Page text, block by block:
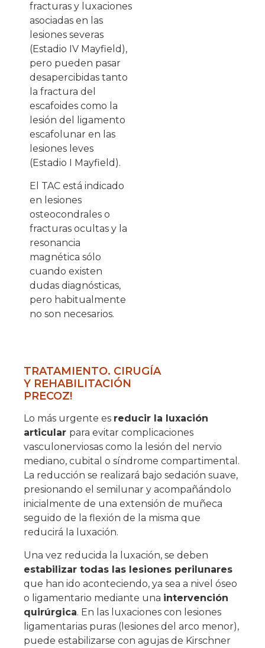
fracturas y luxaciones
asociadas en las
lesiones severas
(Estadio IV Mayfield),
pero pueden pasar
desapercibidas tanto
la fractura del
escafoides como la
lesión del ligamento
escafolunar en las
lesiones leves
(Estadio I Mayfield).
El TAC está indicado
en lesiones
osteocondrales o
fracturas ocultas y la
resonancia
magnética sólo
cuando existen
dudas diagnósticas,
pero habitualmente
no son necesarios.
TRATAMIENTO. CIRUGÍA
Y REHABILITACIÓN
PRECOZ!
Lo más urgente es reducir la luxación
articular para evitar complicaciones
vasculonerviosas como la lesión del nervio
mediano, cubital o síndrome compartimental.
La reducción se realizará bajo sedación suave,
presionando el semilunar y acompañándolo
inicialmente de una extensión de muñeca
seguido de la flexión de la misma que
reducirá la luxación.
Una vez reducida la luxación, se deben
estabilizar todas las lesiones perilunares
que han ido aconteciendo, ya sea a nivel óseo
o ligamentario mediante una intervención
quirúrgica. En las luxaciones con lesiones
ligamentarias puras (lesiones del arco menor),
puede estabilizarse con agujas de Kirschner